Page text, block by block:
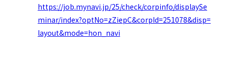
https://job.mynavi.jp/25/check/corpinfo/displaySe
minar/index?optNo=zZiepC&corpId=251078&disp=
layout&mode=hon_navi